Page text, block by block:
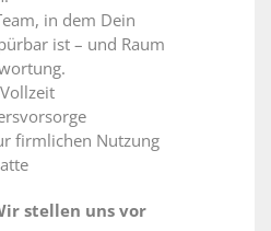
in dem Dein
ist – und Raum
firmlichen Nutzung
stellen uns vor